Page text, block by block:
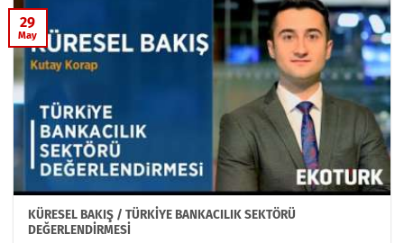
KÜRESEL BAKIŞ / TÜRKİYE BANKACILIK SEKTÖRÜ
DEĞERLENDİRMESİ
29
May